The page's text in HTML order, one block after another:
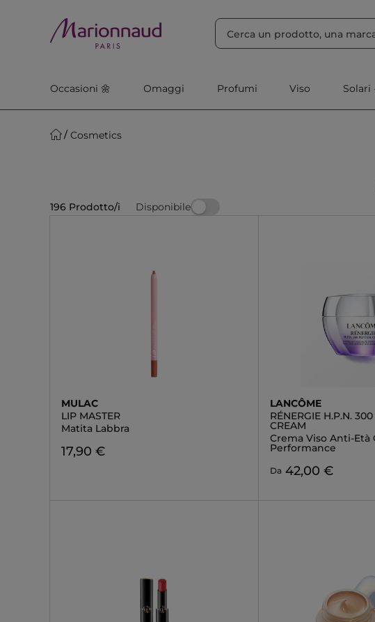
Occasioni 🌼 Omaggi Profumi Viso
Cosmetics
196 Prodotto/i Disponibile
MULAC
LIP MASTER
Matita Labbra
17,90 €
LANCÔME
RÉNERGIE H.P.N.
CREAM
Crema Viso Anti-Età
Performance
Da 42,00 €